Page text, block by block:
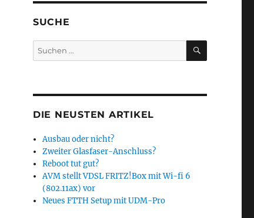
SUCHE
Suchen
nach:
SUCHEN
DIE NEUSTEN ARTIKEL
Ausbau oder nicht?
Zweiter Glasfaser-Anschluss?
Reboot tut gut?
AVM stellt VDSL FRITZ!Box mit Wi-fi 6
(802.11ax) vor
Neues FTTH Setup mit UDM-Pro